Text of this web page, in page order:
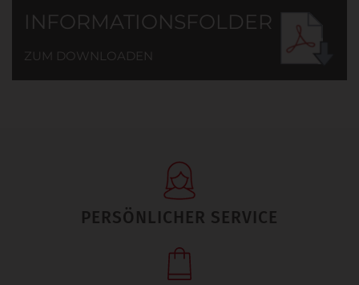
INFORMATIONSFOLDER
ZUM DOWNLOADEN
PERSÖNLICHER SERVICE